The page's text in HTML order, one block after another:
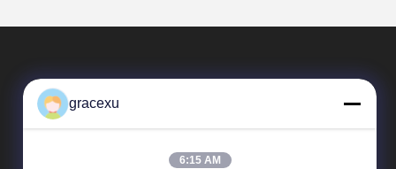
gracexu
6:15 AM